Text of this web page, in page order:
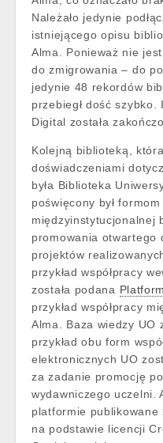
Należało jedynie
istniejącego opisu
Alma. Ponieważ nie
do zmigrowania – do
jedynie 48 rekordów
przebiegł dość
Digital została
Kolejną biblioteką,
doświadczeniami
była Biblioteka
poświęcony był
międzyinstytucjonalnej
promowania otwartego
projektów
przykład współpracy
została podana
przykład współpracy
Alma. Baza wiedzy UO
przykład obu form
elektronicznych UO
za zadanie promocję
wydawniczego uczelni.
platformie publikowane
na podstawie licencji